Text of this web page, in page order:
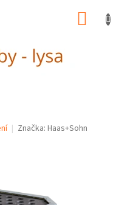
Značka: Haas+Sohn